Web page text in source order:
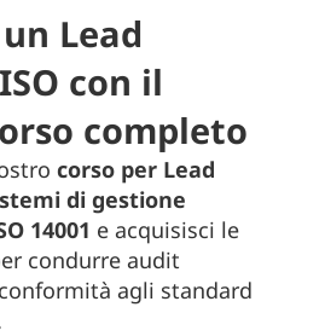
Lead
con il
completo
corso per Lead
di gestione
14001 e acquisisci le
condurre audit
agli standard